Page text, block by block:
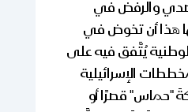
والرفض في
هذا أن تخوض في
يُتَّفق فيه على
الإسرائيلية
"حماس" قصرًا أو